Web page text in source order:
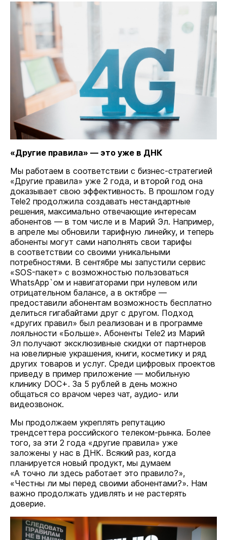
«Другие правила» — это уже в ДНК
Мы работаем в соответствии с бизнес-стратегией
«Другие правила» уже 2 года, и второй год она
доказывает свою эффективность. В прошлом году
Tele2 продолжила создавать нестандартные
решения, максимально отвечающие интересам
абонентов — в том числе и в Марий Эл. Например,
в апреле мы обновили тарифную линейку, и теперь
абоненты могут сами наполнять свои тарифы
в соответствии со своими уникальными
потребностями. В сентябре мы запустили сервис
«SOS-пакет» с возможностью пользоваться
WhatsApp`ом и навигаторами при нулевом или
отрицательном балансе, а в октябре —
предоставили абонентам возможность бесплатно
делиться гигабайтами друг с другом. Подход
«других правил» был реализован и в программе
лояльности «Больше». Абоненты Tele2 из Марий
Эл получают эксклюзивные скидки от партнеров
на ювелирные украшения, книги, косметику и ряд
других товаров и услуг. Среди цифровых проектов
приведу в пример приложение — мобильную
клинику DOC+. За 5 рублей в день можно
общаться со врачом через чат, аудио- или
видеозвонок.
Мы продолжаем укреплять репутацию
трендсеттера российского телеком-рынка. Более
того, за эти 2 года «другие правила» уже
заложены у нас в ДНК. Всякий раз, когда
планируется новый продукт, мы думаем
«А точно ли здесь работает это правило?»,
«Честны ли мы перед своими абонентами?». Нам
важно продолжать удивлять и не растерять
доверие.